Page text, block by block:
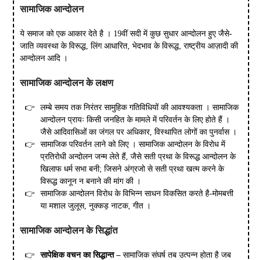
सामाजिक आन्दोलन
ये समाज को एक आकार देते है । 19वीं सदी में कुछ सुधार आन्दोलन हुए जैसे-
जाति व्यवस्था के विरूद्ध, लिंग आधारित, भेदभाव के विरूद्ध, राष्ट्रीय आज़ादी की
आन्दोलन आदि ।
सामाजिक आन्दोलन के लक्षण
लम्बे समय तक निरंतर सामुहिक गतिविधियों की आवश्यकता । सामाजिक
आन्दोलन प्रायः किसी जनहित के मामले में परिवर्तन के लिए होते हैं ।
जैसे आदिवासिओं का जंगल पर अधिकार, विस्थापित लोगों का पुनर्वास ।
सामाजिक परिवर्तन लाने को लिए । सामाजिक आन्दोलन के विरोध में
प्रतिरोधी अन्दोलन जन्म लेते हैं, जैसे सती प्रथा के विरूद्ध आन्दोलन के
खिलाफ धर्म सभा बनी; जिसने अंग्रजो से सती प्रथा खत्म करने के
विरूद्ध कानून न बनाने की मांग की ।
सामाजिक आन्दोलन विरोध के विभिन्न साधन विकसित करते है-मोमबत्ती
या मशाल जुलूस, नुक्कड़ नाटक, गीत ।
सामाजिक आन्दोलन के सिद्धांत
सापेक्षिक वचन का सिद्धान्त –सामाजिक संघर्ष तब उत्पन्न होता है जब